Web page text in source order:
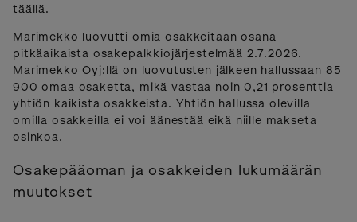
täällä.
Marimekko luovutti omia osakkeitaan osana
pitkäaikaista osakepalkkiojärjestelmää 2.7.2026.
Marimekko Oyj:llä on luovutusten jälkeen hallussaan 85
900 omaa osaketta, mikä vastaa noin 0,21 prosenttia
yhtiön kaikista osakkeista. Yhtiön hallussa olevilla
omilla osakkeilla ei voi äänestää eikä niille makseta
osinkoa.
Osakepääoman ja osakkeiden lukumäärän
muutokset